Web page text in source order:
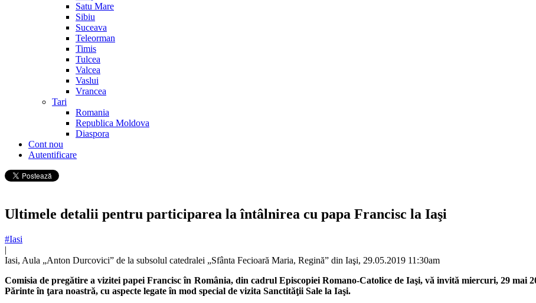
Satu Mare
Sibiu
Suceava
Teleorman
Timis
Tulcea
Valcea
Vaslui
Vrancea
Tari
Romania
Republica Moldova
Diaspora
Cont nou
Autentificare
Ultimele detalii pentru participarea la întâlnirea cu papa Francisc la Iaşi
#Iasi
|
Iasi, Aula „Anton Durcovici” de la subsolul catedralei „Sfânta Fecioară Maria, Regină” din Iaşi, 29.05.2019 11:30am
Comisia de pregătire a vizitei papei Francisc în România, din cadrul Episcopiei Romano-Catolice de Iaşi, vă invită miercuri, 29 mai
Părinte în ţara noastră, cu aspecte legate în mod special de vizita Sanctităţii Sale la Iaşi.